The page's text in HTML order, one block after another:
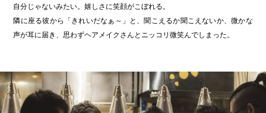
自分じゃないみたい。嬉しさに笑顔がこぼれる。
隣に座る彼から「きれいだなぁ～」と、聞こえるか聞こえないか、微かな
声が耳に届き、思わずヘアメイクさんとニッコリ微笑んでしまった。